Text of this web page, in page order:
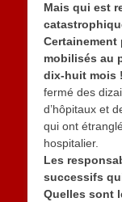
Mais qui est
mobilisés au
dix-huit mois !
fermé des
d’hôpitaux et
qui ont
hospitalier.
Les
successifs
Quelles sont